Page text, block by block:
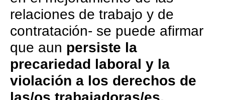
relaciones de trabajo y de
contratación- se puede afirmar
que aun persiste la
precariedad laboral y la
violación a los derechos de